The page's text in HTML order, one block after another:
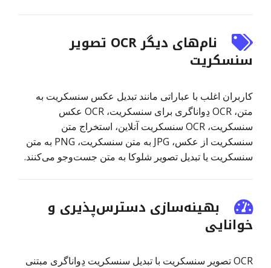
نام‌های دیگر OCR تصویر
سنسکریت
کاربران اغلب با عباراتی مانند تبدیل عکس سنسکریت به
متن، OCR دِواناگری برای سنسکریت، OCR عکس
سنسکریت، OCR سنسکریت آنلاین، استخراج متن
سنسکریت از عکس، JPG به متن سنسکریت، PNG به متن
سنسکریت یا تبدیل تصویر شلوکا به متن جست‌وجو می‌کنند.
بهینه‌سازی دسترس‌پذیری و
خوانایی
OCR تصویر سنسکریت با تبدیل سنسکریت دِواناگری مبتنی